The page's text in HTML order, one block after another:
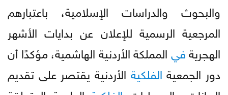
والبحوث والدراسات الإسلامية، باعتبارهم
المرجعية الرسمية للإعلان عن بدايات الأشهر
الهجريةفيالمملكة الأردنية الهاشمية، مؤكدًا أن
دور الجمعية الفلكية الأردنية يقتصر على تقديم